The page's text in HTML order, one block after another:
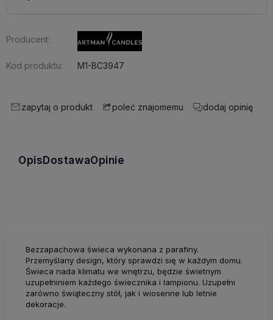
Producent:
Kod produktu: M1-BC3947
zapytaj o produkt poleć znajomemu dodaj opinię
OpisDostawaOpinie
Bezzapachowa świeca wykonana z parafiny.
Przemyślany design, który sprawdzi się w każdym domu.
Świeca nada klimatu we wnętrzu, będzie świetnym
uzupełniniem każdego świecznika i lampionu. Uzupełni
zarówno świąteczny stół, jak i wiosenne lub letnie
dekoracje.